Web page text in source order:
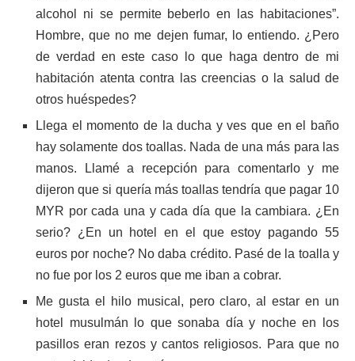
alcohol ni se permite beberlo en las habitaciones”.
Hombre, que no me dejen fumar, lo entiendo. ¿Pero
de verdad en este caso lo que haga dentro de mi
habitación atenta contra las creencias o la salud de
otros huéspedes?
Llega el momento de la ducha y ves que en el baño
hay solamente dos toallas. Nada de una más para las
manos. Llamé a recepción para comentarlo y me
dijeron que si quería más toallas tendría que pagar 10
MYR por cada una y cada día que la cambiara. ¿En
serio? ¿En un hotel en el que estoy pagando 55
euros por noche? No daba crédito. Pasé de la toalla y
no fue por los 2 euros que me iban a cobrar.
Me gusta el hilo musical, pero claro, al estar en un
hotel musulmán lo que sonaba día y noche en los
pasillos eran rezos y cantos religiosos. Para que no